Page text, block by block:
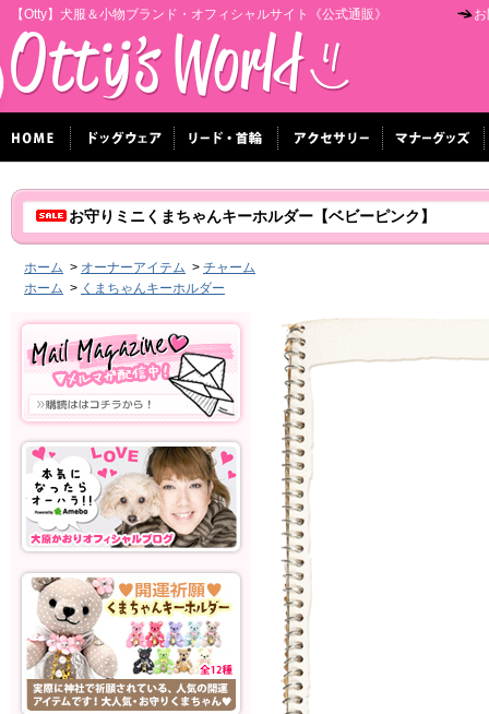
【Otty】犬服＆小物ブランド・オフィシャルサイト《公式通販》
お守りミニくまちゃんキーホルダー【ベビーピンク】
ホーム > オーナーアイテム > チャーム
ホーム > くまちゃんキーホルダー